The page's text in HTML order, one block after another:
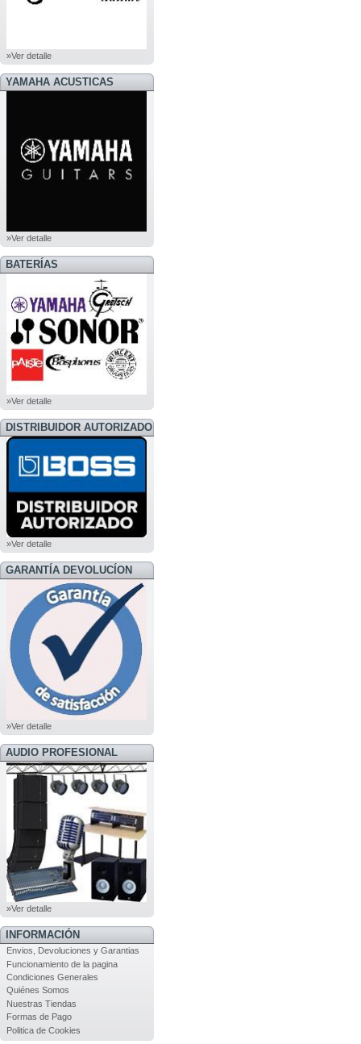
»Ver detalle
YAMAHA ACUSTICAS
»Ver detalle
BATERÍAS
»Ver detalle
DISTRIBUIDOR AUTORIZADO
BOSS
»Ver detalle
GARANTÍA DEVOLUCÍON
»Ver detalle
AUDIO PROFESIONAL
»Ver detalle
INFORMACIÓN
Envios, Devoluciones y Garantias
Funcionamiento de la pagina
Condiciones Generales
Quiénes Somos
Nuestras Tiendas
Formas de Pago
Politica de Cookies